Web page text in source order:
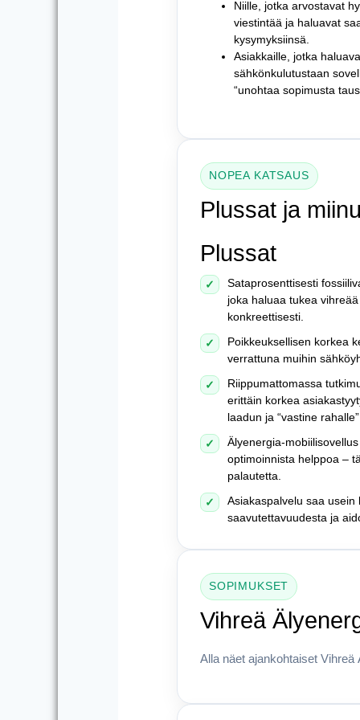
Niille, jotka arvostavat
viestintää ja haluavat
kysymyksiinsä.
Asiakkaille, jotka
sähkönkulutustaan
“unohtaa sopimusta
NOPEA KATSAUS
Plussat ja
Plussat
✓
Sataprosenttisesti
joka haluaa tukea
konkreettisesti.
✓
Poikkeuksellisen korkea
verrattuna muihin
✓
Riippumattomassa
erittäin korkea
laadun ja “vastine
✓
Älyenergia-
optimoinnista helppoa –
palautetta.
✓
Asiakaspalvelu saa usein
saavutettavuudesta ja
SOPIMUKSET
Vihreä
Alla näet ajankohtaiset